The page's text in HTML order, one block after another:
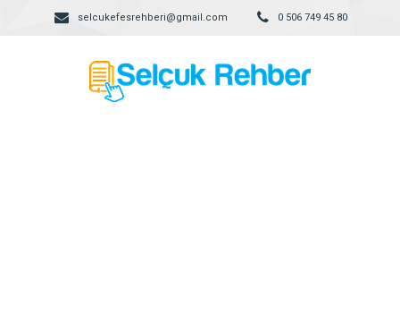
selcukefesrehberi@gmail.com 0 506 749 45 80